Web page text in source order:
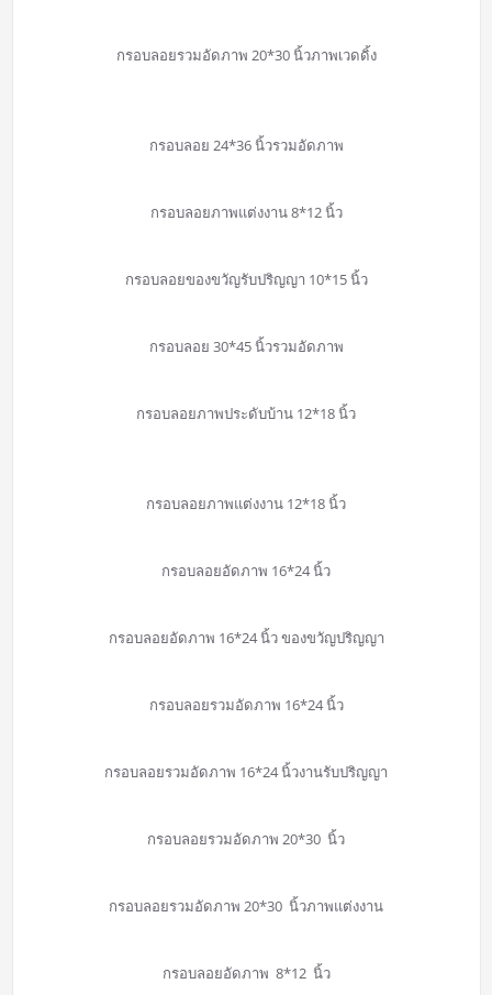
กรอบลอยรวมอัดภาพ 20*30 นิ้วภาพเวดดิ้ง
กรอบลอย 24*36 นิ้วรวมอัดภาพ
กรอบลอยภาพแต่งงาน 8*12 นิ้ว
กรอบลอยของขวัญรับปริญญา 10*15 นิ้ว
กรอบลอย 30*45 นิ้วรวมอัดภาพ
กรอบลอยภาพประดับบ้าน 12*18 นิ้ว
กรอบลอยภาพแต่งงาน 12*18 นิ้ว
กรอบลอยอัดภาพ 16*24 นิ้ว
กรอบลอยอัดภาพ 16*24 นิ้ว ของขวัญปริญญา
กรอบลอยรวมอัดภาพ 16*24 นิ้ว
กรอบลอยรวมอัดภาพ 16*24 นิ้วงานรับปริญญา
กรอบลอยรวมอัดภาพ 20*30 นิ้ว
กรอบลอยรวมอัดภาพ 20*30 นิ้วภาพแต่งงาน
กรอบลอยอัดภาพ 8*12 นิ้ว